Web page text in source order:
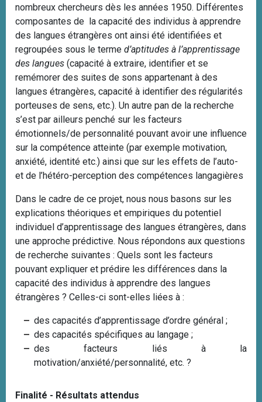
nombreux chercheurs dès les années 1950. Différentes
composantes de la capacité des individus à apprendre
des langues étrangères ont ainsi été identifiées et
regroupées sous le terme d’aptitudes à l’apprentissage
des langues (capacité à extraire, identifier et se
remémorer des suites de sons appartenant à des
langues étrangères, capacité à identifier des régularités
porteuses de sens, etc.). Un autre pan de la recherche
s’est par ailleurs penché sur les facteurs
émotionnels/de personnalité pouvant avoir une influence
sur la compétence atteinte (par exemple motivation,
anxiété, identité etc.) ainsi que sur les effets de l’auto-
et de l’hétéro-perception des compétences langagières
Dans le cadre de ce projet, nous nous basons sur les
explications théoriques et empiriques du potentiel
individuel d’apprentissage des langues étrangères, dans
une approche prédictive. Nous répondons aux questions
de recherche suivantes : Quels sont les facteurs
pouvant expliquer et prédire les différences dans la
capacité des individus à apprendre des langues
étrangères ? Celles-ci sont-elles liées à :
des capacités d’apprentissage d’ordre général ;
des capacités spécifiques au langage ;
des facteurs liés à la
motivation/anxiété/personnalité, etc. ?
Finalité - Résultats attendus